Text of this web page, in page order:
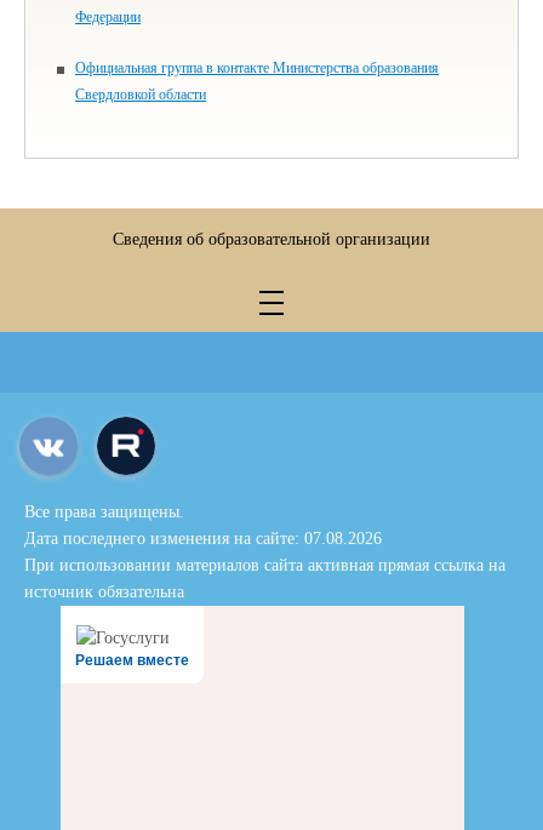
Федерации
Официальная группа в контакте Министерства образования
Свердловкой области
Сведения об образовательной организации
Все права защищены.
Дата последнего изменения на сайте: 07.08.2026
При использовании материалов сайта активная прямая ссылка на
источник обязательна
Решаем вместе